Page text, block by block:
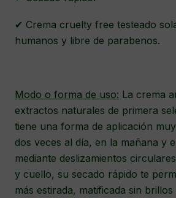
✔ Crema cruelty free testeado
humanos y libre de parabenos.
Modo o forma de uso: La crema
extractos naturales de primera
tiene una forma de aplicación
dos veces al día, en la mañana y
mediante deslizamientos
y cuello, su secado rápido te
más estirada, matificada sin